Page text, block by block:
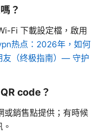
？
Fi 下載設定檔，啟用
热点：2026年，如何
友（终极指南）— 守护
code？
或銷售點提供；有時候